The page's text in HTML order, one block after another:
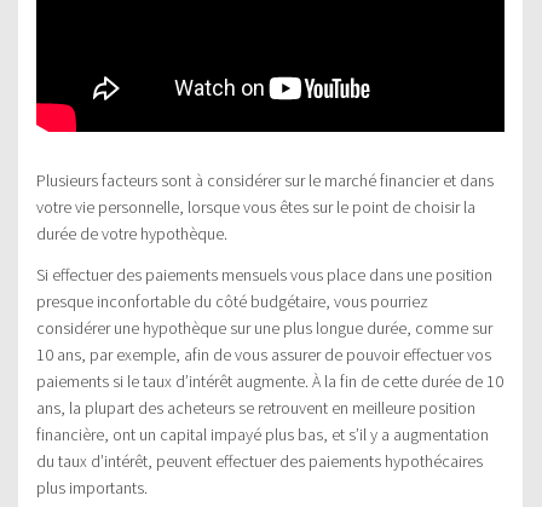
Plusieurs facteurs sont à considérer sur le marché financier et dans
votre vie personnelle, lorsque vous êtes sur le point de choisir la
durée de votre hypothèque.
Si effectuer des paiements mensuels vous place dans une position
presque inconfortable du côté budgétaire, vous pourriez
considérer une hypothèque sur une plus longue durée, comme sur
10 ans, par exemple, afin de vous assurer de pouvoir effectuer vos
paiements si le taux d’intérêt augmente. À la fin de cette durée de 10
ans, la plupart des acheteurs se retrouvent en meilleure position
financière, ont un capital impayé plus bas, et s’il y a augmentation
du taux d’intérêt, peuvent effectuer des paiements hypothécaires
plus importants.